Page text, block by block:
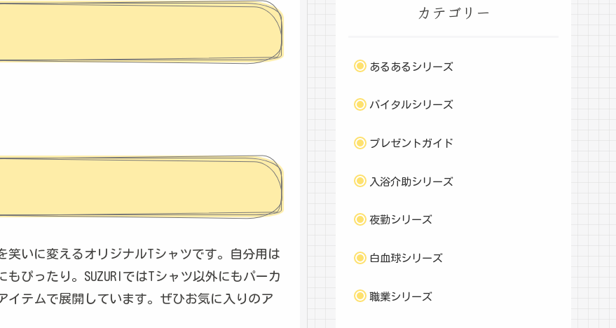
いに変えるオリジナルTシャツです。自分用は
ぴったり。SUZURIではTシャツ以外にもパーカ
テムで展開しています。ぜひお気に入りのア
カテゴリー
あるあるシリーズ
バイタルシリーズ
プレゼントガイド
入浴介助シリーズ
夜勤シリーズ
白血球シリーズ
職業シリーズ